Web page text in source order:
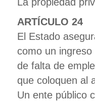
ARTÍCULO 24
El Estado
como un
de falta de
que coloquen al
Un ente público